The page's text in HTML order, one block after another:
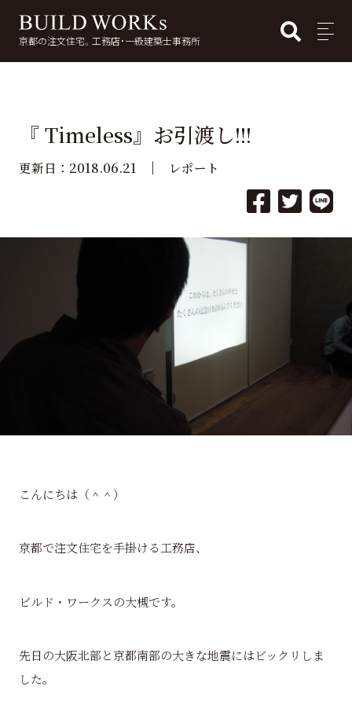
京都の注文住宅。工務店・一級建築士事務所 MENU
『 Timeless』お引渡し!!!
更新日： 2018.06.21 レポート
こんにちは（＾＾）
京都で注文住宅を手掛ける工務店、
ビルド・ワークスの大槻です。
先日の大阪北部と京都南部の大きな地震にはビックリしま
した。